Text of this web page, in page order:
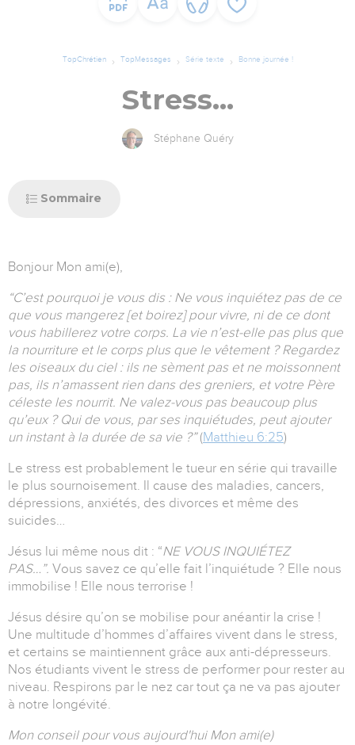
TopChrétien TopMessages Série texte Bonne journée !
Stress...
Stéphane Quéry
Sommaire
Bonjour Mon ami(e),
“C’est pourquoi je vous dis : Ne vous inquiétez pas de ce
que vous mangerez [et boirez] pour vivre, ni de ce dont
vous habillerez votre corps. La vie n’est-elle pas plus que
la nourriture et le corps plus que le vêtement ? Regardez
les oiseaux du ciel : ils ne sèment pas et ne moissonnent
pas, ils n’amassent rien dans des greniers, et votre Père
céleste les nourrit. Ne valez-vous pas beaucoup plus
qu’eux ? Qui de vous, par ses inquiétudes, peut ajouter
un instant à la durée de sa vie ?”(Matthieu 6:25)
Le stress est probablement le tueur en série qui travaille
le plus sournoisement. Il cause des maladies, cancers,
dépressions, anxiétés, des divorces et même des
suicides…
Jésus lui même nous dit : “NE VOUS INQUIÉTEZ
PAS…”. Vous savez ce qu’elle fait l’inquiétude ? Elle nous
immobilise ! Elle nous terrorise !
Jésus désire qu’on se mobilise pour anéantir la crise !
Une multitude d’hommes d’affaires vivent dans le stress,
et certains se maintiennent grâce aux anti-dépresseurs.
Nos étudiants vivent le stress de performer pour rester au
niveau. Respirons par le nez car tout ça ne va pas ajouter
à notre longévité.
Mon conseil pour vous aujourd'hui Mon ami(e)